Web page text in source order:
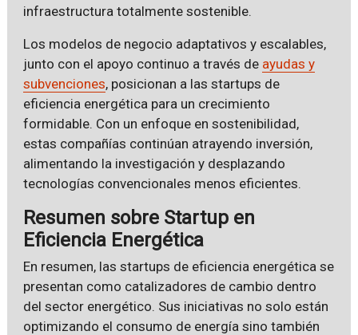
infraestructura totalmente sostenible.
Los modelos de negocio adaptativos y escalables,
junto con el apoyo continuo a través de ayudas y
subvenciones, posicionan a las startups de
eficiencia energética para un crecimiento
formidable. Con un enfoque en sostenibilidad,
estas compañías continúan atrayendo inversión,
alimentando la investigación y desplazando
tecnologías convencionales menos eficientes.
Resumen sobre Startup en
Eficiencia Energética
En resumen, las startups de eficiencia energética se
presentan como catalizadores de cambio dentro
del sector energético. Sus iniciativas no solo están
optimizando el consumo de energía sino también